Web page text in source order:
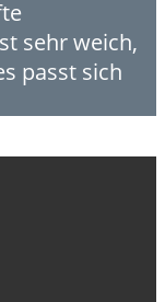
sehr weich,
passt sich